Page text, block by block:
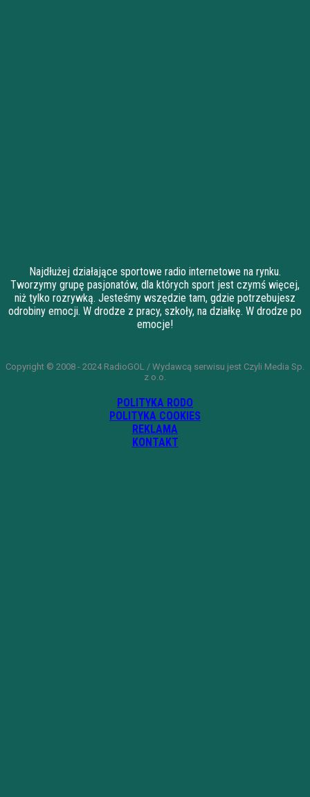
Najdłużej działające sportowe radio internetowe na rynku.
Tworzymy grupę pasjonatów, dla których sport jest czymś więcej,
niż tylko rozrywką. Jesteśmy wszędzie tam, gdzie potrzebujesz
odrobiny emocji. W drodze z pracy, szkoły, na działkę. W drodze po
emocje!
Copyright © 2008 - 2024 RadioGOL / Wydawcą serwisu jest Czyli Media Sp.
z o.o.
POLITYKA RODO
POLITYKA COOKIES
REKLAMA
KONTAKT